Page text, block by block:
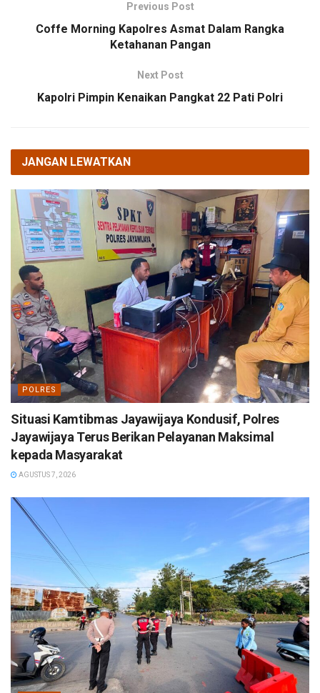
Previous Post
Coffe Morning Kapolres Asmat Dalam Rangka
Ketahanan Pangan
Next Post
Kapolri Pimpin Kenaikan Pangkat 22 Pati Polri
JANGAN LEWATKAN
POLRES
Situasi Kamtibmas Jayawijaya Kondusif, Polres
Jayawijaya Terus Berikan Pelayanan Maksimal
kepada Masyarakat
AGUSTUS 7, 2026